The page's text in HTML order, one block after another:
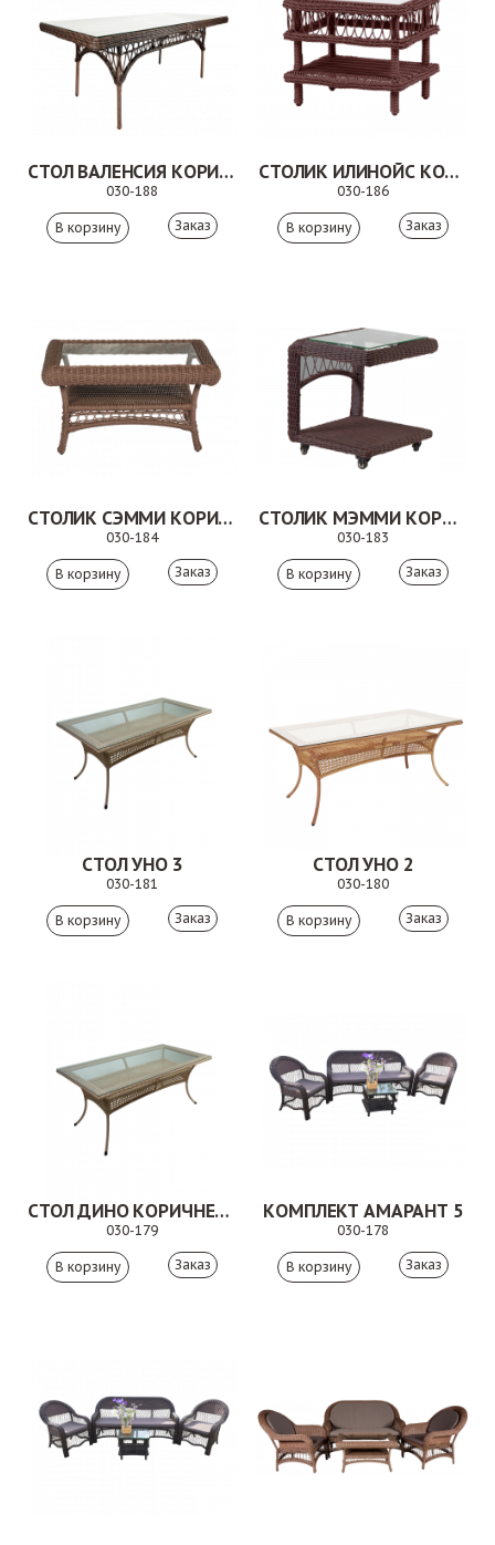
СТОЛ ВАЛЕНСИЯ КОРИЧНЕВЫЙ
030-188
Заказ
СТОЛИК ИЛИНОЙС КОРИЧНЕВЫЙ
030-186
Заказ
СТОЛИК СЭММИ КОРИЧНЕВЫЙ
030-184
Заказ
СТОЛИК МЭММИ КОРИЧНЕВЫЙ
030-183
Заказ
СТОЛ УНО 3
030-181
Заказ
СТОЛ УНО 2
030-180
Заказ
СТОЛ ДИНО КОРИЧНЕВЫЙ
030-179
Заказ
КОМПЛЕКТ АМАРАНТ 5
030-178
Заказ